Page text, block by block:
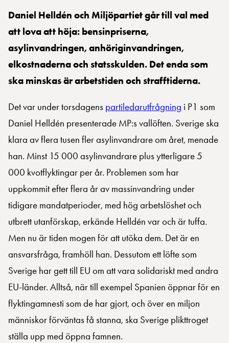
Daniel Helldén och Miljöpartiet går till val med
att lova att höja: bensinpriserna,
asylinvandringen, anhöriginvandringen,
elkostnaderna och statsskulden. Det enda som
ska minskas är arbetstiden och strafftiderna.
Det var under torsdagens partiledarutfrågning i P1 som
Daniel Helldén presenterade MP:s vallöften. Sverige ska
klara av flera tusen fler asylinvandrare om året, menade
han. Minst 15 000 asylinvandrare plus ytterligare 5
000 kvotflyktingar per år. Problemen som har
uppkommit efter flera år av massinvandring under
tidigare mandatperioder, med hög arbetslöshet och
utbrett utanförskap, erkände Helldén var och är tuffa.
Men nu är tiden mogen för att utöka dem. Det är en
ansvarsfråga, framhöll han. Dessutom ett löfte som
Sverige har gett till EU om att vara solidariskt med andra
EU-länder. Alltså, när till exempel Spanien öppnar för en
flyktingamnesti som de har gjort, och över en miljon
människor förväntas få stanna, ska Sverige plikttroget
ställa upp med öppna famnen.